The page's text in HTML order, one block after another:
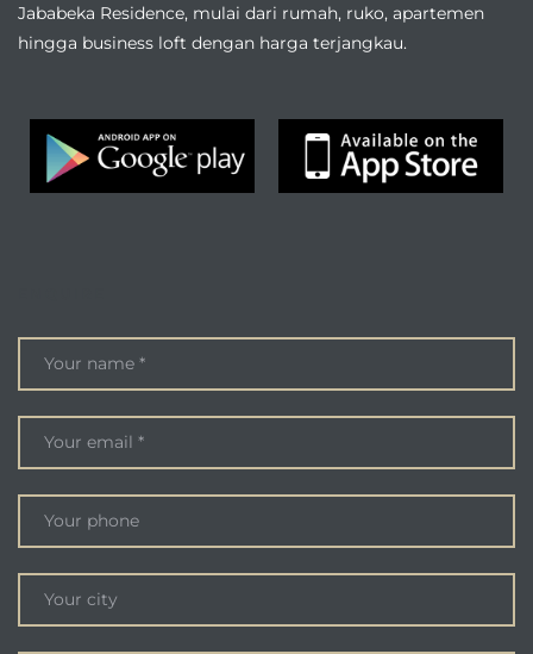
Jababeka Residence, mulai dari rumah, ruko, apartemen
hingga business loft dengan harga terjangkau.